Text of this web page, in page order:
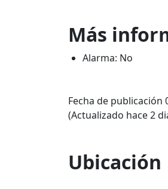
Más
Alarma: No
Fecha de publicación
(Actualizado hace 2
Ubicación